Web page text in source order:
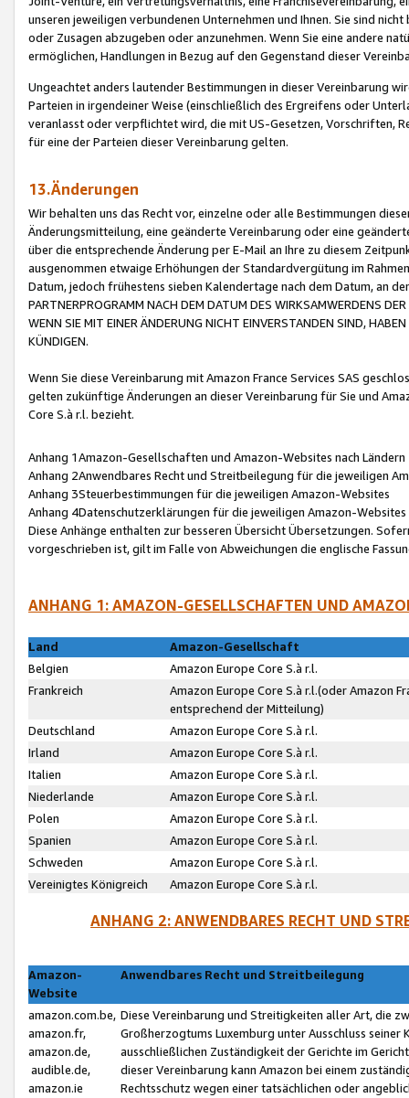
unseren jeweiligen verbundenen Unternehmen und Ihnen. Sie sind
oder Zusagen abzugeben oder anzunehmen. Wenn Sie eine andere
ermöglichen, Handlungen in Bezug auf den Gegenstand dieser
Ungeachtet anders lautender Bestimmungen in dieser Vereinbarung
Parteien in irgendeiner Weise (einschließlich des Ergreifens oder
veranlasst oder verpflichtet wird, die mit US-Gesetzen, Vorschriften,
für eine der Parteien dieser Vereinbarung gelten.
13.Änderungen
Wir behalten uns das Recht vor, einzelne oder alle Bestimmungen
Änderungsmitteilung, eine geänderte Vereinbarung oder eine
über die entsprechende Änderung per E-Mail an Ihre zu diesem
ausgenommen etwaige Erhöhungen der Standardvergütung im
Datum, jedoch frühestens sieben Kalendertage nach dem Datum, an
PARTNERPROGRAMM NACH DEM DATUM DES WIRKSAMWERDENS
WENN SIE MIT EINER ÄNDERUNG NICHT EINVERSTANDEN SIND,
KÜNDIGEN.
Wenn Sie diese Vereinbarung mit Amazon France Services SAS
gelten zukünftige Änderungen an dieser Vereinbarung für Sie und
Core S.à r.l. bezieht.
Anhang 1Amazon-Gesellschaften und Amazon-Websites nach Ländern
Anhang 2Anwendbares Recht und Streitbeilegung für die jeweiligen
Anhang 3Steuerbestimmungen für die jeweiligen Amazon-Websites
Anhang 4Datenschutzerklärungen für die jeweiligen Amazon-Websites
Diese Anhänge enthalten zur besseren Übersicht Übersetzungen.
vorgeschrieben ist, gilt im Falle von Abweichungen die englische
ANHANG 1: AMAZON-GESELLSCHAFTEN UND
Land
Amazon-Gesellschaft
Belgien
Amazon Europe Core S.à r.l.
Frankreich
Amazon Europe Core S.à r.l.(oder Amazon
entsprechend der Mitteilung)
Deutschland
Amazon Europe Core S.à r.l.
Irland
Amazon Europe Core S.à r.l.
Italien
Amazon Europe Core S.à r.l.
Niederlande
Amazon Europe Core S.à r.l.
Polen
Amazon Europe Core S.à r.l.
Spanien
Amazon Europe Core S.à r.l.
Schweden
Amazon Europe Core S.à r.l.
Vereinigtes Königreich
Amazon Europe Core S.à r.l.
ANHANG 2: ANWENDBARES RECHT UND
Amazon-
Website
Anwendbares Recht und Streitbeilegung
amazon.com.be,
amazon.fr,
amazon.de,
audible.de,
amazon.ie
Diese Vereinbarung und Streitigkeiten aller Art, die
Großherzogtums Luxemburg unter Ausschluss
ausschließlichen Zuständigkeit der Gerichte im
dieser Vereinbarung kann Amazon bei einem
Rechtsschutz wegen einer tatsächlichen oder